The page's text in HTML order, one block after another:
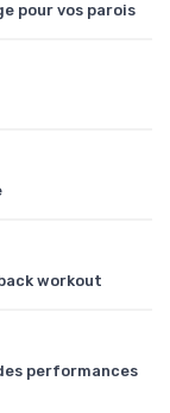
pour vos parois
workout
performances